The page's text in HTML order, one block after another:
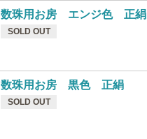
数珠用お房 エンジ色 正絹
SOLD OUT
数珠用お房 黒色 正絹
SOLD OUT